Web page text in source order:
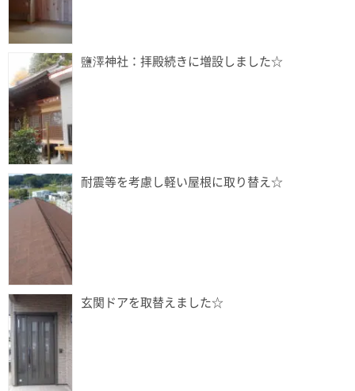
鹽澤神社：拝殿続きに増設しました☆
耐震等を考慮し軽い屋根に取り替え☆
玄関ドアを取替えました☆